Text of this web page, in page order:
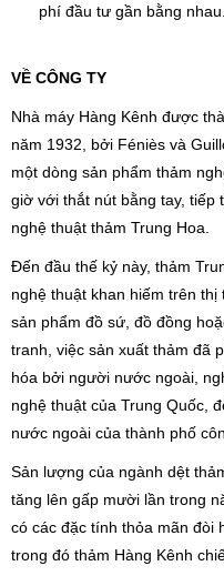
phí đầu tư gần bằng nhau.
VỀ CÔNG TY
Nhà máy Hàng Kênh được
năm 1932, bởi Féniès và
một dòng sản phẩm thảm
giờ với thắt nút bằng tay, tiếp
nghệ thuật thảm Trung Hoa.
Đến đầu thế kỷ này, thảm
nghệ thuật khan hiếm trên
sản phẩm đồ sứ, đồ đồng
tranh, việc sản xuất thảm đã
hóa bởi người nước ngoài,
nghệ thuật của Trung Quốc,
nước ngoài của thành phố
Sản lượng của ngành dệt
tăng lên gấp mười lần trong
có các đặc tính thỏa mãn đòi
trong đó thảm Hàng Kênh